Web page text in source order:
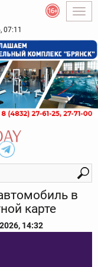
в
карте
14:32